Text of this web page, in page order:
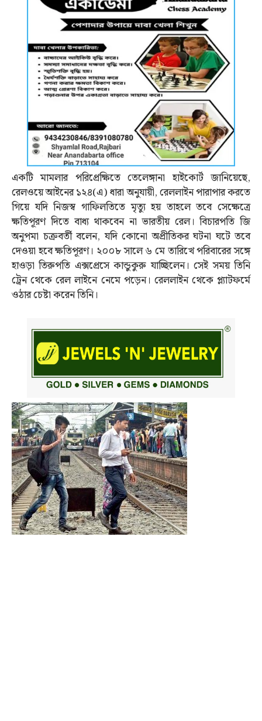
একটি মামলার পরিপ্রেক্ষিতে তেলেঙ্গানা হাইকোর্ট জানিয়েছে,
রেলওয়ে আইনের ১২৪(এ) ধারা অনুযায়ী, রেললাইন পারাপার করতে
গিয়ে যদি নিজস্ব গাফিলতিতে মৃত্যু হয় তাহলে তবে সেক্ষেত্রে
ক্ষতিপূরণ দিতে বাধ্য থাকবেন না ভারতীয় রেল। বিচারপতি জি
অনুপমা চক্রবর্তী বলেন, যদি কোনো অপ্রীতিকর ঘটনা ঘটে তবে
দেওয়া হবে ক্ষতিপূরণ। ২০০৮ সালে ৬ মে তারিখে পরিবারের সঙ্গে
হাওড়া তিরুপতি এক্সপ্রেসে কান্ডুকুরু যাচ্ছিলেন। সেই সময় তিনি
ট্রেন থেকে রেল লাইনে নেমে পড়েন। রেললাইন থেকে প্ল্যাটফর্মে
ওঠার চেষ্টা করেন তিনি।